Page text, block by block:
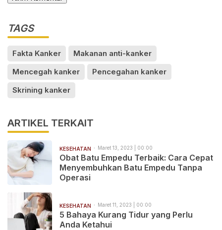
TAGS
Fakta Kanker
Makanan anti-kanker
Mencegah kanker
Pencegahan kanker
Skrining kanker
ARTIKEL TERKAIT
KESEHATAN Maret 13, 2023 | 00:00
Obat Batu Empedu Terbaik: Cara Cepat
Menyembuhkan Batu Empedu Tanpa
Operasi
KESEHATAN Maret 11, 2023 | 00:00
5 Bahaya Kurang Tidur yang Perlu
Anda Ketahui